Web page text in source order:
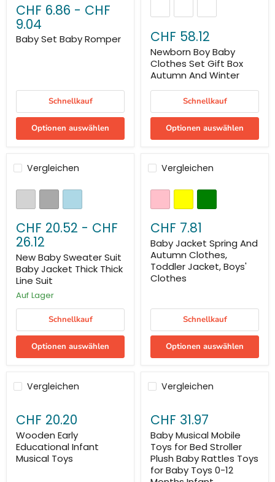
CHF 6.86 - CHF
9.04
Baby Set Baby Romper
Schnellkauf
Optionen auswählen
CHF 58.12
Newborn Boy Baby
Clothes Set Gift Box
Autumn And Winter
Schnellkauf
Optionen auswählen
Vergleichen
CHF 20.52 - CHF
26.12
New Baby Sweater Suit
Baby Jacket Thick Thick
Line Suit
Auf Lager
Schnellkauf
Optionen auswählen
Vergleichen
CHF 7.81
Baby Jacket Spring And
Autumn Clothes,
Toddler Jacket, Boys'
Clothes
Schnellkauf
Optionen auswählen
Vergleichen
CHF 20.20
Wooden Early
Educational Infant
Musical Toys
Vergleichen
CHF 31.97
Baby Musical Mobile
Toys for Bed Stroller
Plush Baby Rattles Toys
for Baby Toys 0-12